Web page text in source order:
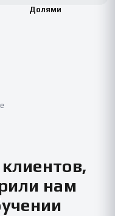
Долями
нам